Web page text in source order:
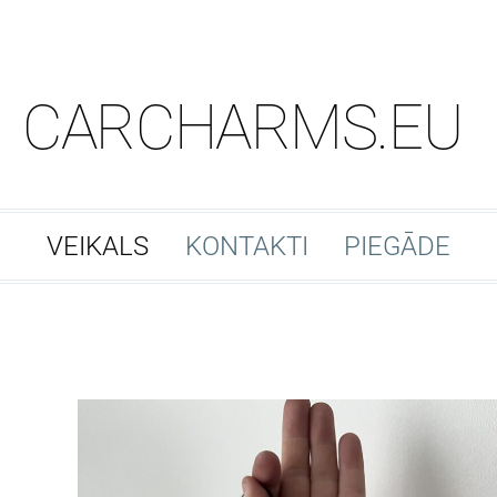
CARCHARMS.EU
VEIKALS KONTAKTI PIEGĀDE